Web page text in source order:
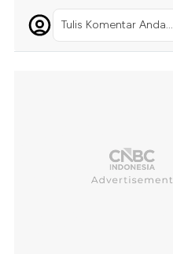
Tulis Komentar Anda...